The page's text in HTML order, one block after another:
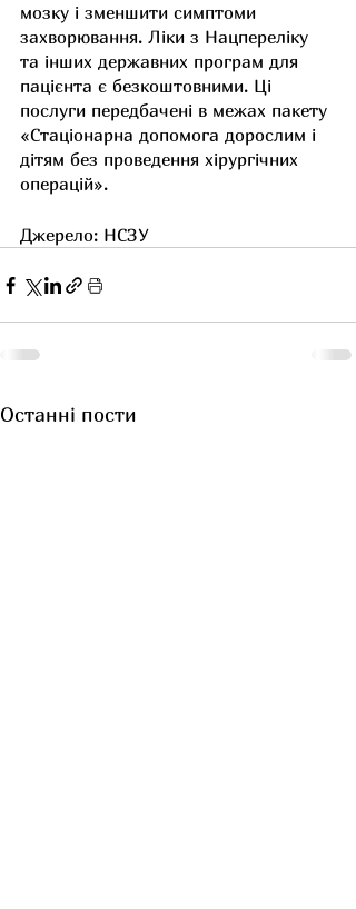
мозку і зменшити симптоми
захворювання. Ліки з Нацпереліку
та інших державних програм для
пацієнта є безкоштовними. Ці
послуги передбачені в межах пакету
«Стаціонарна допомога дорослим і
дітям без проведення хірургічних
операцій».
Джерело: НСЗУ
Останні пости